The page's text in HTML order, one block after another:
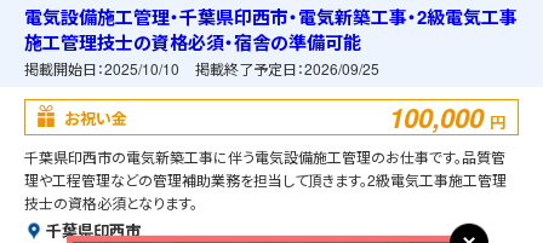
電気設備施工管理・千葉県印西市・電気新築工事・2級電気工事
施工管理技士の資格必須・宿舎の準備可能
掲載開始日：2025/10/10 掲載終了予定日：2026/09/25
お祝い金 100,000 円
千葉県印西市の電気新築工事に伴う電気設備施工管理のお仕事です。品質管
理や工程管理などの管理補助業務を担当して頂きます。2級電気工事施工管理
技士の資格必須となります。
千葉県印西市